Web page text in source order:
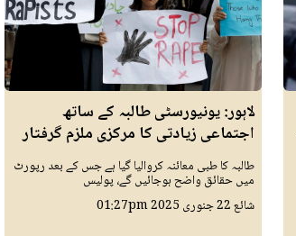
لاہور: یونیورسٹی طالبہ کے ساتھ
اجتماعی زیادتی کا مرکزی ملزم گرفتار
طالبہ کا طبی معائنہ کروالیا گیا ہے جس کے بعد رپورٹ
میں حقائق واضح ہوجائیں گے، پولیس
شائع22 جنوری 2025 01:27pm